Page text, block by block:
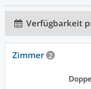
Verfügbarkeit
Zimmer 2